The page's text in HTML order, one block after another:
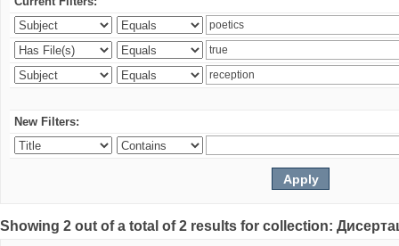
New Filters:
Showing 2 out of a total of 2 results for collection: